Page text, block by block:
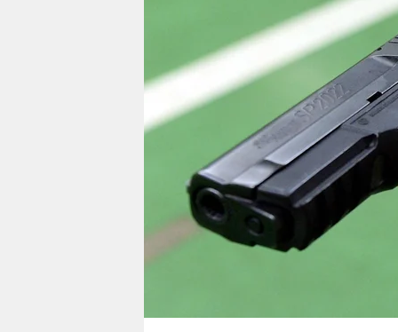
verlag
verlag
veranstaltungen
fragen & hilfe
unterstützen